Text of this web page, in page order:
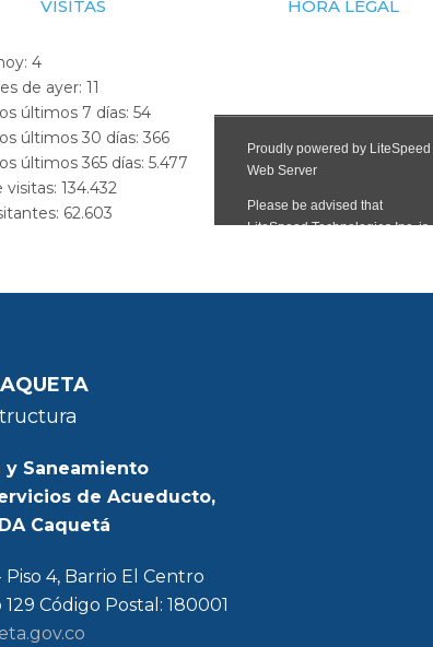
VISITAS
4
de ayer: 11
últimos 7 días: 54
últimos 30 días: 366
últimos 365 días: 5.477
visitas: 134.432
62.603
HORA LEGAL
y Saneamiento
de Acueducto,
Caquetá
Piso 4, Barrio El Centro
Código Postal: 180001